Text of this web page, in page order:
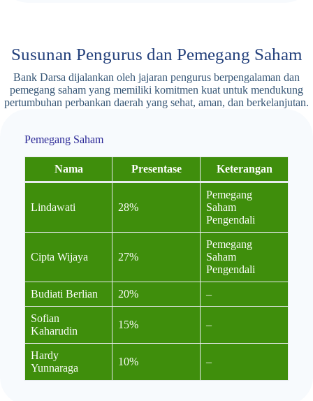
Susunan Pengurus dan Pemegang Saham
Bank Darsa dijalankan oleh jajaran pengurus berpengalaman dan
pemegang saham yang memiliki komitmen kuat untuk mendukung
pertumbuhan perbankan daerah yang sehat, aman, dan berkelanjutan.
Pemegang Saham
Nama Presentase Keterangan
Lindawati 28%
Pemegang
Saham
Pengendali
Cipta Wijaya 27%
Pemegang
Saham
Pengendali
Budiati Berlian 20% –
Sofian
Kaharudin
15% –
Hardy
Yunnaraga
10% –